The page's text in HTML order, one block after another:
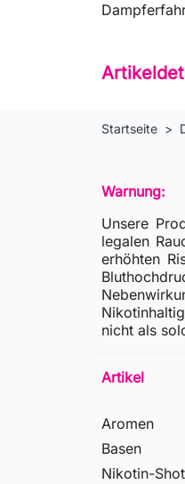
Startseite
Warnung:
Unsere
legalen
erhöhten
nicht als
Artikel
Aromen
Basen
Nikotin-